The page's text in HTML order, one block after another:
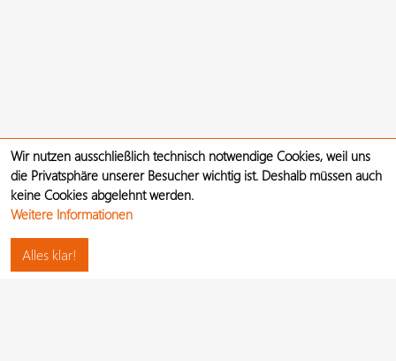
Wir nutzen ausschließlich technisch notwendige Cookies, weil uns
die Privatsphäre unserer Besucher wichtig ist. Deshalb müssen auch
keine Cookies abgelehnt werden.
Weitere Informationen
Alles klar!